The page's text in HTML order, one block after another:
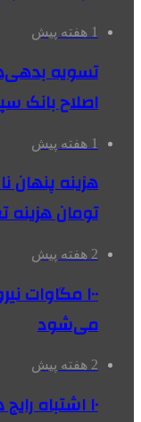
1 هفته پیش
اصلاح بانک
1 هفته پیش
هزینه پنهان
تومان هزینه
2 هفته پیش
۱۰۰ مگاوات
می‌شود
2 هفته پیش
۱۰ اشتباه رایج هنگام انتخاب تاورکرین برای پروژه